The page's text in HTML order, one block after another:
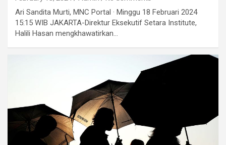
Ari Sandita Murti, MNC Portal · Minggu 18 Februari 2024
15:15 WIB JAKARTA-Direktur Eksekutif Setara Institute,
Halili Hasan mengkhawatirkan…